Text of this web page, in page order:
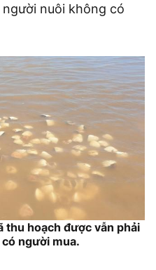
nuôi không có
thu hoạch được vẫn phải
người mua.